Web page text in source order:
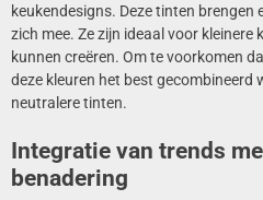
keukendesigns. Deze tinten brengen
zich mee. Ze zijn ideaal voor kleinere
kunnen creëren. Om te voorkomen
deze kleuren het best
neutralere tinten.
Integratie van trends
benadering